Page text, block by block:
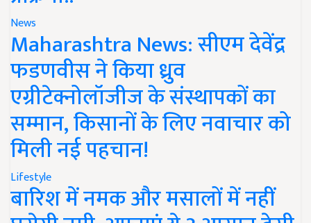
News
Maharashtra News: सीएम देवेंद्र
फडणवीस ने किया ध्रुव
एग्रीटेक्नोलॉजीज के संस्थापकों का
सम्मान, किसानों के लिए नवाचार को
मिली नई पहचान!
Lifestyle
बारिश में नमक और मसालों में नहीं